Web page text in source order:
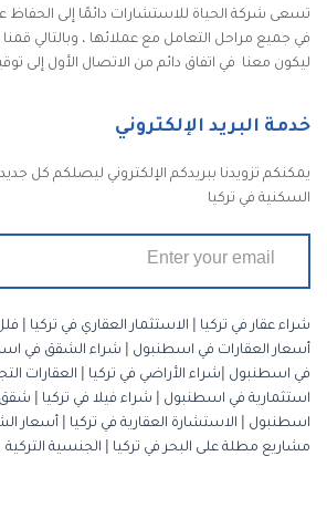
تسعى شركة الحياة للاستشارات دائمًا إلى الحفاظ
في جميع مراحل التعامل مع عملائها ، وبالتالي
ليكون معنا في اتفاق دائم من الاتصال الأول إلى
خدمة البريد الإلكتروني
يمكنكم تزويدنا ببريدكم الإلكتروني ليصلكم كل
السكنية في تركيا
شراء عقار في تركيا الاستثمار العقاري في تركيا
أسعار العقارات في اسطنبول
شراء الشقق في
في اسطنبول
شراء الأراضي في تركيا العقارات
استثمارية في اسطنبول
شراء فيلا في تركيا
شقق
اسطنبول
الاستشارة العقارية في تركيا أسعار
مشاريع مطلة على البحر في تركيا
الجنسية التركية